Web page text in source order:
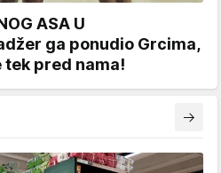
ASA U
ga ponudio Grcima,
pred nama!